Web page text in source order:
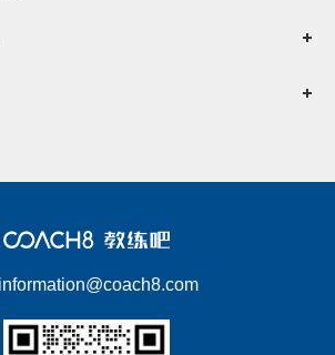
information@coach8.com